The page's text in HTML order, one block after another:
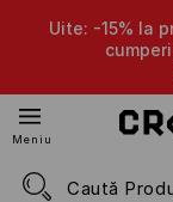
Uite: -15% la
Meniu